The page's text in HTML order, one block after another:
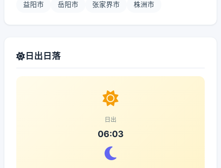
益阳市 岳阳市 张家界市 株洲市
日出日落
日出
06:03